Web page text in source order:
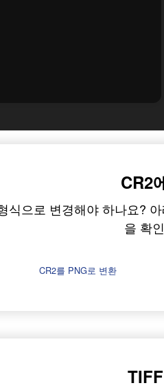
CR2
식으로 변경해야 하나요?
을 확
CR2를 PNG로 변환